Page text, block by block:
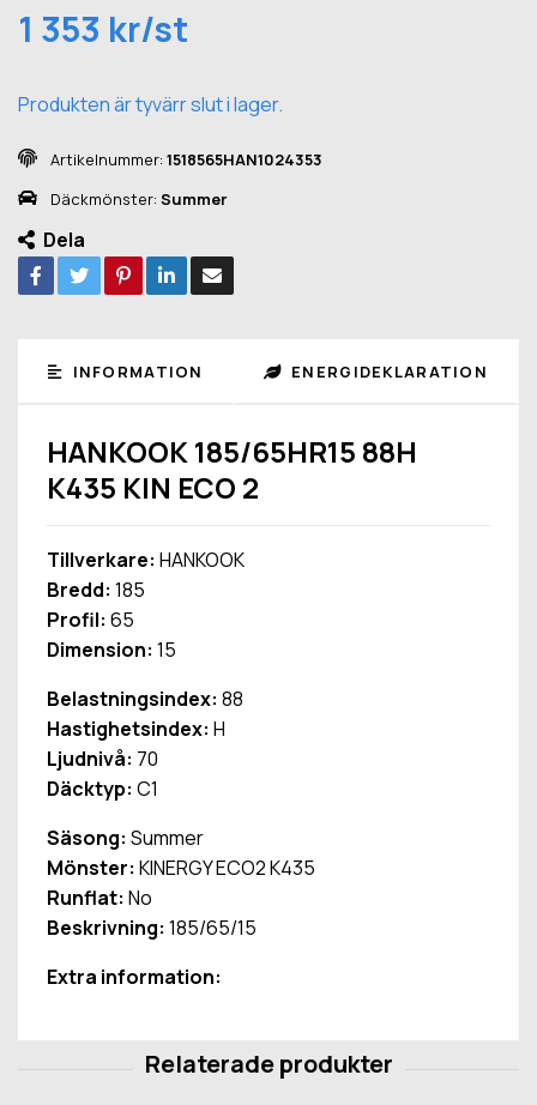
1 353 kr/st
Produkten är tyvärr slut i lager.
Artikelnummer: 1518565HAN1024353
Däckmönster: Summer
Dela
INFORMATION ENERGIDEKLARATION
HANKOOK 185/65HR15 88H
K435 KIN ECO 2
Tillverkare: HANKOOK
Bredd: 185
Profil: 65
Dimension: 15
Belastningsindex: 88
Hastighetsindex: H
Ljudnivå: 70
Däcktyp: C1
Säsong: Summer
Mönster: KINERGY ECO2 K435
Runflat: No
Beskrivning: 185/65/15
Extra information: